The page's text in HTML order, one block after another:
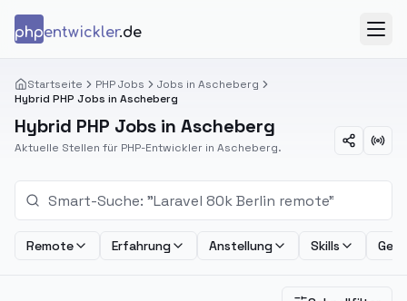
phpentwickler.de
Startseite PHP Jobs
Jobs in Ascheberg
Hybrid PHP Jobs in Ascheberg
Hybrid PHP Jobs in Ascheberg
Aktuelle Stellen für PHP-Entwickler in Ascheberg.
Remote Erfahrung Anstellung Skills